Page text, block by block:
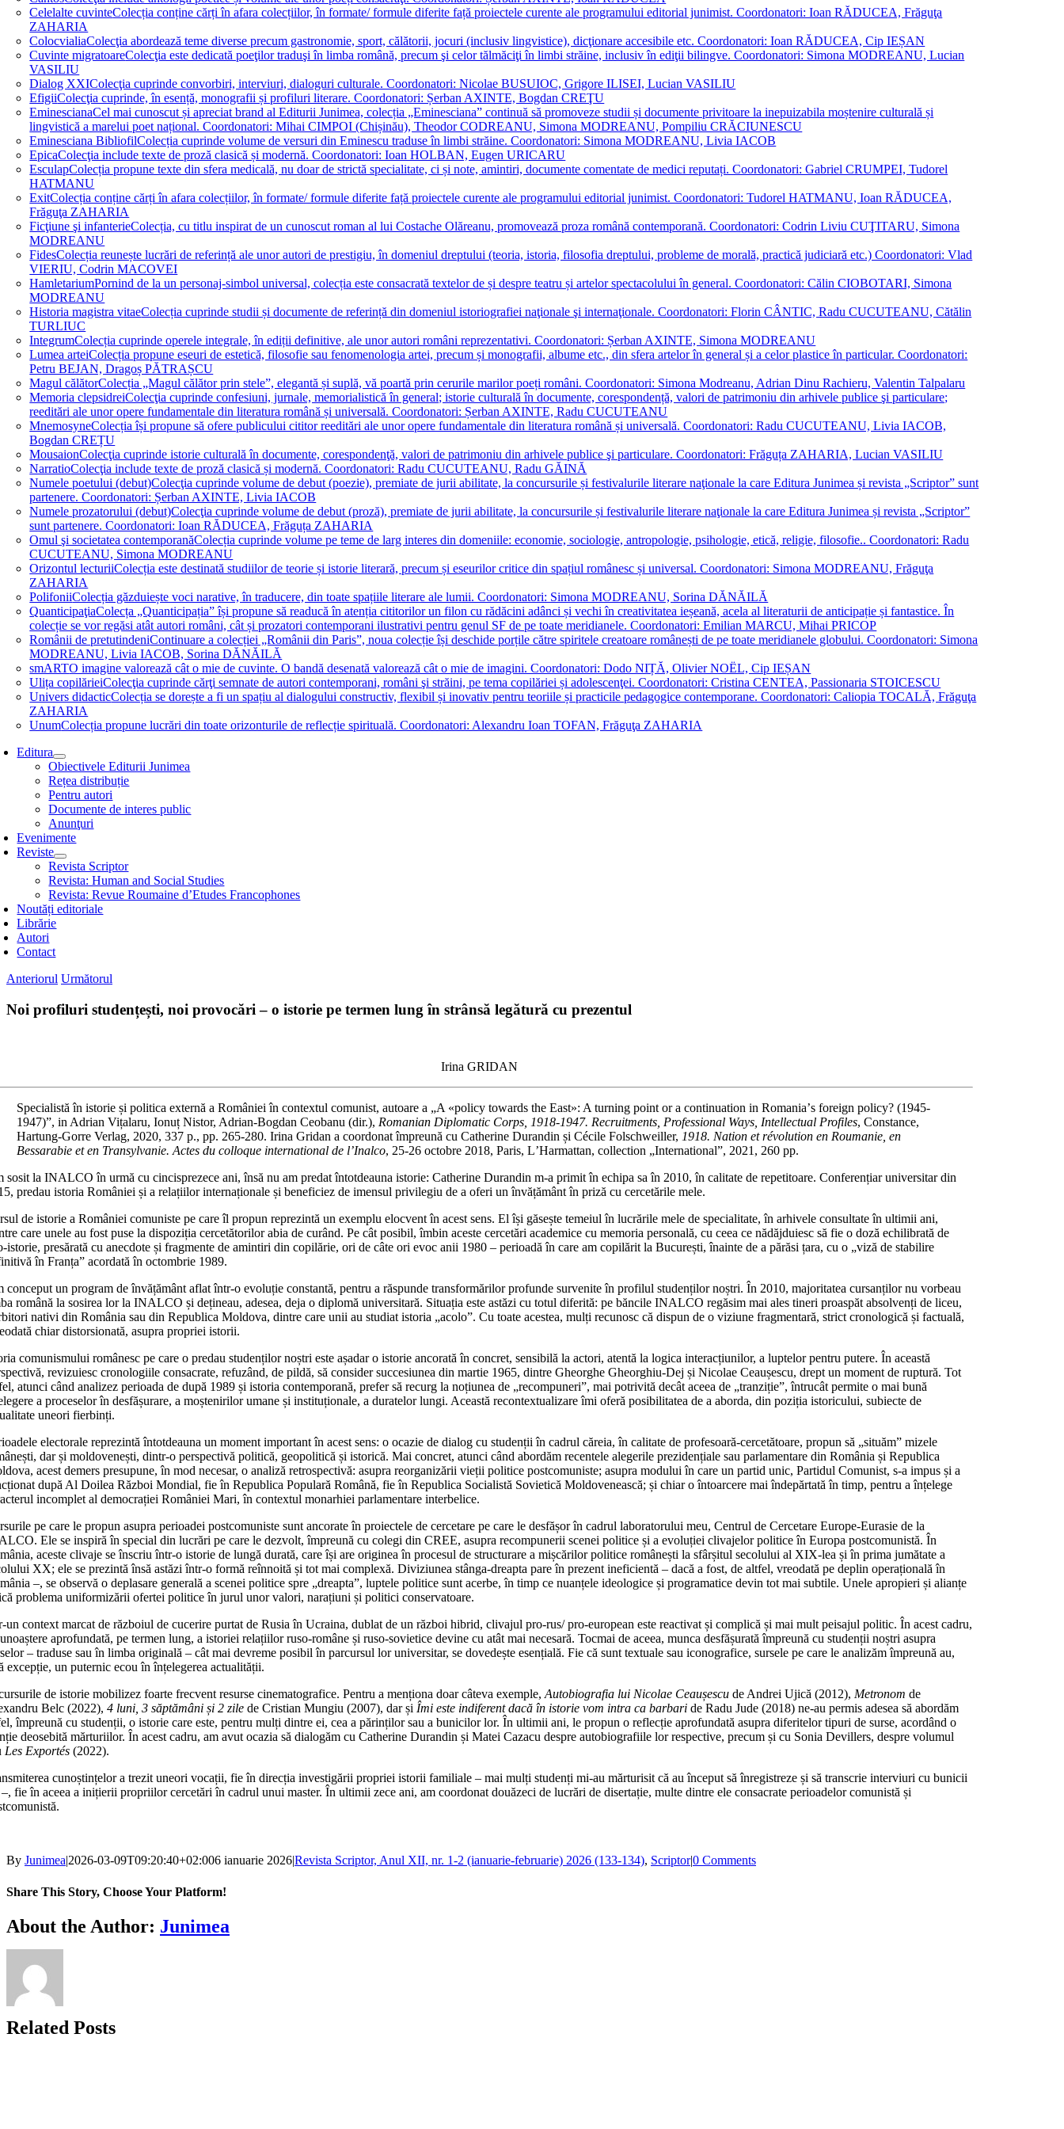
Celelalte cuvinteColecția conține cărți în afara colecțiilor, în formate/ formule diferite față proiectele curente ale programului editorial junimist. Coordonatori: Ioan RĂDUCEA, Frăguţa
ZAHARIA
ColocvialiaColecţia abordează teme diverse precum gastronomie, sport, călătorii, jocuri (inclusiv lingvistice), dicţionare accesibile etc. Coordonatori: Ioan RĂDUCEA, Cip IEȘAN
Cuvinte migratoareColecţia este dedicată poeţilor traduşi în limba română, precum şi celor tălmăciţi în limbi străine, inclusiv în ediţii bilingve. Coordonatori: Simona MODREANU, Lucian
VASILIU
Dialog XXIColecţia cuprinde convorbiri, interviuri, dialoguri culturale. Coordonatori: Nicolae BUSUIOC, Grigore ILISEI, Lucian VASILIU
EfigiiColecţia cuprinde, în esență, monografii și profiluri literare. Coordonatori: Șerban AXINTE, Bogdan CREŢU
EminescianaCel mai cunoscut și apreciat brand al Editurii Junimea, colecția „Eminesciana” continuă să promoveze studii și documente privitoare la inepuizabila moștenire culturală și
lingvistică a marelui poet național. Coordonatori: Mihai CIMPOI (Chișinău), Theodor CODREANU, Simona MODREANU, Pompiliu CRĂCIUNESCU
Eminesciana BibliofilColecția cuprinde volume de versuri din Eminescu traduse în limbi străine. Coordonatori: Simona MODREANU, Livia IACOB
EpicaColecţia include texte de proză clasică și modernă. Coordonatori: Ioan HOLBAN, Eugen URICARU
EsculapColecția propune texte din sfera medicală, nu doar de strictă specialitate, ci și note, amintiri, documente comentate de medici reputați. Coordonatori: Gabriel CRUMPEI, Tudorel
HATMANU
ExitColecția conține cărți în afara colecțiilor, în formate/ formule diferite față proiectele curente ale programului editorial junimist. Coordonatori: Tudorel HATMANU, Ioan RĂDUCEA,
Frăguţa ZAHARIA
Ficţiune şi infanterieColecția, cu titlu inspirat de un cunoscut roman al lui Costache Olăreanu, promovează proza română contemporană. Coordonatori: Codrin Liviu CUŢITARU, Simona
MODREANU
FidesColecția reunește lucrări de referință ale unor autori de prestigiu, în domeniul dreptului (teoria, istoria, filosofia dreptului, probleme de morală, practică judiciară etc.) Coordonatori: Vlad
VIERIU, Codrin MACOVEI
HamletariumPornind de la un personaj-simbol universal, colecția este consacrată textelor de și despre teatru și artelor spectacolului în general. Coordonatori: Călin CIOBOTARI, Simona
MODREANU
Historia magistra vitaeColecția cuprinde studii și documente de referință din domeniul istoriografiei naţionale şi internaţionale. Coordonatori: Florin CÂNTIC, Radu CUCUTEANU, Cătălin
TURLIUC
IntegrumColecția cuprinde operele integrale, în ediții definitive, ale unor autori români reprezentativi. Coordonatori: Șerban AXINTE, Simona MODREANU
Lumea arteiColecția propune eseuri de estetică, filosofie sau fenomenologia artei, precum și monografii, albume etc., din sfera artelor în general și a celor plastice în particular. Coordonatori:
Petru BEJAN, Dragoș PĂTRAȘCU
Magul călătorColecția „Magul călător prin stele”, elegantă și suplă, vă poartă prin cerurile marilor poeți români. Coordonatori: Simona Modreanu, Adrian Dinu Rachieru, Valentin Talpalaru
Memoria clepsidreiColecţia cuprinde confesiuni, jurnale, memorialistică în general; istorie culturală în documente, corespondență, valori de patrimoniu din arhivele publice şi particulare;
reeditări ale unor opere fundamentale din literatura română și universală. Coordonatori: Șerban AXINTE, Radu CUCUTEANU
MnemosyneColecția își propune să ofere publicului cititor reeditări ale unor opere fundamentale din literatura română și universală. Coordonatori: Radu CUCUTEANU, Livia IACOB,
Bogdan CREȚU
MousaionColecţia cuprinde istorie culturală în documente, corespondenţă, valori de patrimoniu din arhivele publice şi particulare. Coordonatori: Frăguța ZAHARIA, Lucian VASILIU
NarratioColecţia include texte de proză clasică și modernă. Coordonatori: Radu CUCUTEANU, Radu GĂINĂ
Numele poetului (debut)Colecţia cuprinde volume de debut (poezie), premiate de jurii abilitate, la concursurile și festivalurile literare naţionale la care Editura Junimea și revista „Scriptor” sunt
partenere. Coordonatori: Șerban AXINTE, Livia IACOB
Numele prozatorului (debut)Colecţia cuprinde volume de debut (proză), premiate de jurii abilitate, la concursurile și festivalurile literare naţionale la care Editura Junimea și revista „Scriptor”
sunt partenere. Coordonatori: Ioan RĂDUCEA, Frăguța ZAHARIA
Omul şi societatea contemporanăColecția cuprinde volume pe teme de larg interes din domeniile: economie, sociologie, antropologie, psihologie, etică, religie, filosofie.. Coordonatori: Radu
CUCUTEANU, Simona MODREANU
Orizontul lecturiiColecția este destinată studiilor de teorie și istorie literară, precum și eseurilor critice din spațiul românesc și universal. Coordonatori: Simona MODREANU, Frăguţa
ZAHARIA
PolifoniiColecția găzduiește voci narative, în traducere, din toate spațiile literare ale lumii. Coordonatori: Simona MODREANU, Sorina DĂNĂILĂ
QuanticipaţiaColecța „Quanticipația” își propune să readucă în atenția cititorilor un filon cu rădăcini adânci și vechi în creativitatea ieșeană, acela al literaturii de anticipație și fantastice. În
colecție se vor regăsi atât autori români, cât și prozatori contemporani ilustrativi pentru genul SF de pe toate meridianele. Coordonatori: Emilian MARCU, Mihai PRICOP
Românii de pretutindeniContinuare a colecției „Românii din Paris”, noua colecție își deschide porțile către spiritele creatoare românești de pe toate meridianele globului. Coordonatori: Simona
MODREANU, Livia IACOB, Sorina DĂNĂILĂ
smARTO imagine valorează cât o mie de cuvinte. O bandă desenată valorează cât o mie de imagini. Coordonatori: Dodo NIȚĂ, Olivier NOËL, Cip IEȘAN
Ulița copilărieiColecţia cuprinde cărţi semnate de autori contemporani, români şi străini, pe tema copilăriei și adolescenţei. Coordonatori: Cristina CENTEA, Passionaria STOICESCU
Univers didacticColecția se dorește a fi un spațiu al dialogului constructiv, flexibil și inovativ pentru teoriile și practicile pedagogice contemporane. Coordonatori: Caliopia TOCALĂ, Frăguţa
ZAHARIA
UnumColecția propune lucrări din toate orizonturile de reflecție spirituală. Coordonatori: Alexandru Ioan TOFAN, Frăguţa ZAHARIA
Editura
Obiectivele Editurii Junimea
Rețea distribuție
Pentru autori
Documente de interes public
Anunţuri
Evenimente
Reviste
Revista Scriptor
Revista: Human and Social Studies
Revista: Revue Roumaine d’Etudes Francophones
Noutăți editoriale
Librărie
Autori
Contact
Anteriorul Următorul
Noi profiluri studențești, noi provocări – o istorie pe termen lung în strânsă legătură cu prezentul
Irina GRIDAN
Specialistă în istorie și politica externă a României în contextul comunist, autoare a „A «policy towards the East»: A turning point or a continuation in Romaniaʼs foreign policy? (1945-
1947)”, in Adrian Vițalaru, Ionuț Nistor, Adrian-Bogdan Ceobanu (dir.),Romanian Diplomatic Corps, 1918-1947. Recruitments, Professional Ways, Intellectual Profiles, Constance,
Hartung-Gorre Verlag, 2020, 337 p., pp. 265-280. Irina Gridan a coordonat împreună cu Catherine Durandin și Cécile Folschweiller,1918. Nation et révolution en Roumanie, en
Bessarabie et en Transylvanie. Actes du colloque international de lʼInalco, 25-26 octobre 2018, Paris, LʼHarmattan, collection „International”, 2021, 260 pp.
sosit la INALCO în urmă cu cincisprezece ani, însă nu am predat întotdeauna istorie: Catherine Durandin m-a primit în echipa sa în 2010, în calitate de repetitoare. Conferențiar universitar din
predau istoria României și a relațiilor internaționale și beneficiez de imensul privilegiu de a oferi un învățământ în priză cu cercetările mele.
de istorie a României comuniste pe care îl propun reprezintă un exemplu elocvent în acest sens. El își găsește temeiul în lucrările mele de specialitate, în arhivele consultate în ultimii ani,
care unele au fost puse la dispoziția cercetătorilor abia de curând. Pe cât posibil, îmbin aceste cercetări academice cu memoria personală, cu ceea ce nădăjduiesc să fie o doză echilibrată de
istorie, presărată cu anecdote și fragmente de amintiri din copilărie, ori de câte ori evoc anii 1980 – perioadă în care am copilărit la București, înainte de a părăsi țara, cu o „viză de stabilire
în Franța” acordată în octombrie 1989.
conceput un program de învățământ aflat într-o evoluție constantă, pentru a răspunde transformărilor profunde survenite în profilul studenților noștri. În 2010, majoritatea cursanților nu vorbeau
română la sosirea lor la INALCO și dețineau, adesea, deja o diplomă universitară. Situația este astăzi cu totul diferită: pe băncile INALCO regăsim mai ales tineri proaspăt absolvenți de liceu,
nativi din România sau din Republica Moldova, dintre care unii au studiat istoria „acolo”. Cu toate acestea, mulți recunosc că dispun de o viziune fragmentară, strict cronologică și factuală,
chiar distorsionată, asupra propriei istorii.
comunismului românesc pe care o predau studenților noștri este așadar o istorie ancorată în concret, sensibilă la actori, atentă la logica interacțiunilor, a luptelor pentru putere. În această
revizuiesc cronologiile consacrate, refuzând, de pildă, să consider succesiunea din martie 1965, dintre Gheorghe Gheorghiu-Dej și Nicolae Ceaușescu, drept un moment de ruptură. Tot
atunci când analizez perioada de după 1989 și istoria contemporană, prefer să recurg la noțiunea de „recompuneri”, mai potrivită decât aceea de „tranziție”, întrucât permite o mai bună
a proceselor în desfășurare, a moștenirilor umane și instituționale, a duratelor lungi. Această recontextualizare îmi oferă posibilitatea de a aborda, din poziția istoricului, subiecte de
uneori fierbinți.
electorale reprezintă întotdeauna un moment important în acest sens: o ocazie de dialog cu studenții în cadrul căreia, în calitate de profesoară-cercetătoare, propun să „situăm” mizele
dar și moldovenești, dintr-o perspectivă politică, geopolitică și istorică. Mai concret, atunci când abordăm recentele alegerile prezidențiale sau parlamentare din România și Republica
acest demers presupune, în mod necesar, o analiză retrospectivă: asupra reorganizării vieții politice postcomuniste; asupra modului în care un partid unic, Partidul Comunist, s-a impus și a
după Al Doilea Război Mondial, fie în Republica Populară Română, fie în Republica Socialistă Sovietică Moldovenească; și chiar o întoarcere mai îndepărtată în timp, pentru a înțelege
incomplet al democrației României Mari, în contextul monarhiei parlamentare interbelice.
pe care le propun asupra perioadei postcomuniste sunt ancorate în proiectele de cercetare pe care le desfășor în cadrul laboratorului meu, Centrul de Cercetare Europe-Eurasie de la
Ele se inspiră în special din lucrări pe care le dezvolt, împreună cu colegi din CREE, asupra recompunerii scenei politice și a evoluției clivajelor politice în Europa postcomunistă. În
aceste clivaje se înscriu într-o istorie de lungă durată, care își are originea în procesul de structurare a mișcărilor politice românești la sfârșitul secolului al XIX-lea și în prima jumătate a
XX; ele se prezintă însă astăzi într-o formă reînnoită și tot mai complexă. Diviziunea stânga-dreapta pare în prezent ineficientă – dacă a fost, de altfel, vreodată pe deplin operațională în
–, se observă o deplasare generală a scenei politice spre „dreapta”, luptele politice sunt acerbe, în timp ce nuanțele ideologice și programatice devin tot mai subtile. Unele apropieri și alianțe
problema uniformizării ofertei politice în jurul unor valori, narațiuni și politici conservatoare.
un context marcat de războiul de cucerire purtat de Rusia în Ucraina, dublat de un război hibrid, clivajul pro-rus/ pro-european este reactivat și complică și mai mult peisajul politic. În acest cadru,
aprofundată, pe termen lung, a istoriei relațiilor ruso-române și ruso-sovietice devine cu atât mai necesară. Tocmai de aceea, munca desfășurată împreună cu studenții noștri asupra
– traduse sau în limba originală – cât mai devreme posibil în parcursul lor universitar, se dovedește esențială. Fie că sunt textuale sau iconografice, sursele pe care le analizăm împreună au,
excepție, un puternic ecou în înțelegerea actualității.
de istorie mobilizez foarte frecvent resurse cinematografice. Pentru a menționa doar câteva exemple,Autobiografia lui Nicolae Ceaușescu de Andrei Ujică (2012),Metronom de
Belc (2022),4 luni, 3 săptămâni și 2 zile de Cristian Mungiu (2007), dar șiÎmi este indiferent dacă în istorie vom intra ca barbari de Radu Jude (2018) ne-au permis adesea să abordăm
împreună cu studenții, o istorie care este, pentru mulți dintre ei, cea a părinților sau a bunicilor lor. În ultimii ani, le propun o reflecție aprofundată asupra diferitelor tipuri de surse, acordând o
deosebită mărturiilor. În acest cadru, am avut ocazia să dialogăm cu Catherine Durandin și Matei Cazacu despre autobiografiile lor respective, precum și cu Sonia Devillers, despre volumul
Les Exportés (2022).
cunoștințelor a trezit uneori vocații, fie în direcția investigării propriei istorii familiale – mai mulți studenți mi-au mărturisit că au început să înregistreze și să transcrie interviuri cu bunicii
fie în aceea a inițierii propriilor cercetări în cadrul unui master. În ultimii zece ani, am coordonat douăzeci de lucrări de disertație, multe dintre ele consacrate perioadelor comunistă și
By Junimea|2026-03-09T09:20:40+02:006 ianuarie 2026|Revista Scriptor, Anul XII, nr. 1-2 (ianuarie-februarie) 2026 (133-134), Scriptor|0 Comments
Share This Story, Choose Your Platform!
Facebook
X
Bluesky
Reddit
LinkedIn
WhatsApp
Telegram
Tumblr
Xing
Email
Copy
Link
About the Author: Junimea
Related Posts